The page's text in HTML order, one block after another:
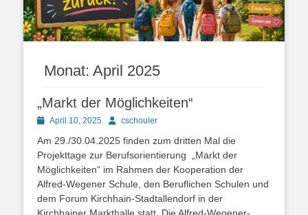
Monat: April 2025
„Markt der Möglichkeiten“
PostedApril 10, 2025 Autorcschouler
Am 29./30.04.2025 finden zum dritten Mal die
Projekttage zur Berufsorientierung „Markt der
Möglichkeiten“ im Rahmen der Kooperation der
Alfred-Wegener Schule, den Beruflichen Schulen und
dem Forum Kirchhain-Stadtallendorf in der